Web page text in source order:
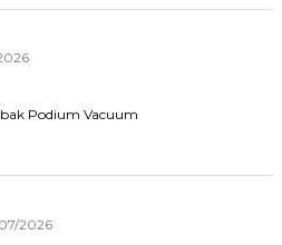
Podium Vacuum
2026